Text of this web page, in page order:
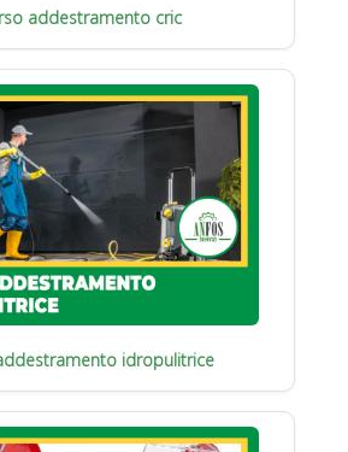
addestramento cric
idropulitrice